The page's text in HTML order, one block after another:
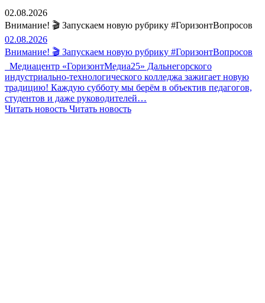
02.08.2026
Внимание! 🎬 Запускаем новую рубрику #ГоризонтВопросов
02.08.2026
Внимание! 🎬 Запускаем новую рубрику #ГоризонтВопросов
Медиацентр «ГоризонтМедиа25» Дальнегорского
индустриально-технологического колледжа зажигает новую
традицию! Каждую субботу мы берём в объектив педагогов,
студентов и даже руководителей…
Читать новость Читать новость